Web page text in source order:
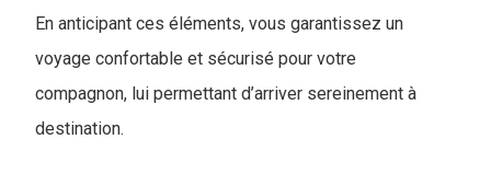
En anticipant ces éléments, vous garantissez un
voyage confortable et sécurisé pour votre
compagnon, lui permettant d’arriver sereinement à
destination.